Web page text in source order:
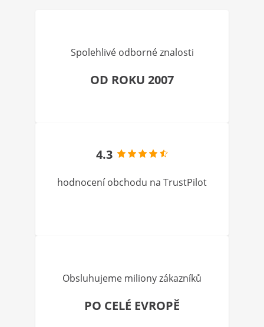
Spolehlivé odborné znalosti
OD ROKU 2007
4.3
hodnocení obchodu na TrustPilot
Obsluhujeme miliony zákazníků
PO CELÉ EVROPĚ